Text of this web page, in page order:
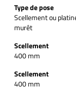
Type de pose
Scellement ou
murêt
Scellement
400 mm
Scellement
400 mm